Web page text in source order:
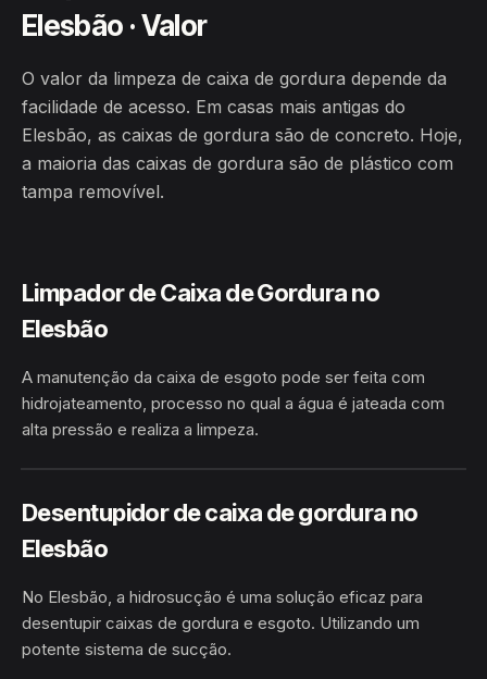
Elesbão · Valor
O valor da limpeza de caixa de gordura depende da
facilidade de acesso. Em casas mais antigas do
Elesbão, as caixas de gordura são de concreto. Hoje,
a maioria das caixas de gordura são de plástico com
tampa removível.
Limpador de Caixa de Gordura no
Elesbão
A manutenção da caixa de esgoto pode ser feita com
hidrojateamento, processo no qual a água é jateada com
alta pressão e realiza a limpeza.
HIDROJATEAMENTO
Desentupidor de caixa de gordura no
Elesbão
No Elesbão, a hidrosucção é uma solução eficaz para
desentupir caixas de gordura e esgoto. Utilizando um
potente sistema de sucção.
HIDROSUCÇÃO